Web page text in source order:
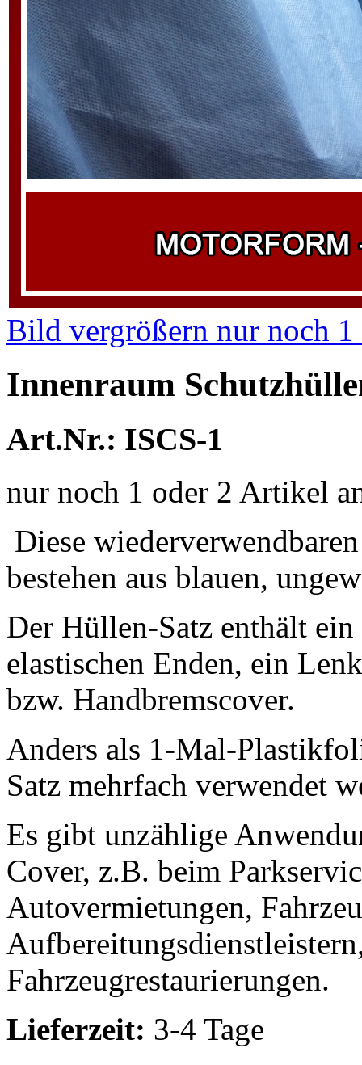
Bild vergrößern nur noch
Innenraum
Art.Nr.: ISCS-1
nur noch 1 oder 2 Artikel
Diese
bestehen aus blauen,
Der Hüllen-Satz enthält
elastischen Enden, ein
bzw. Handbremscover.
Anders als 1-Mal-
Satz mehrfach verwendet
Es gibt unzählige
Cover, z.B. beim
Autovermietungen,
Fahrzeugrestaurierungen.
Lieferzeit: 3-4 Tage